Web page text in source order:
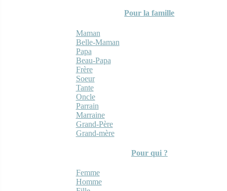
Pour la famille
Maman
Belle-Maman
Papa
Beau-Papa
Frère
Soeur
Tante
Oncle
Parrain
Marraine
Grand-Père
Grand-mère
Pour qui ?
Femme
Homme